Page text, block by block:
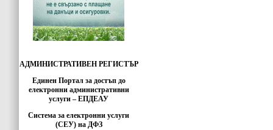
АДМИНИСТРАТИВЕН РЕГИСТЪР
Единен Портал за достъп до
електронни административни
услуги – ЕПДЕАУ
Система за електронни услуги
(СЕУ) на ДФЗ